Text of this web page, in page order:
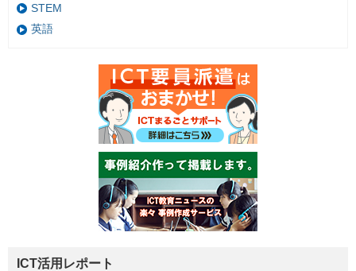
STEM
英語
ICT活用レポート